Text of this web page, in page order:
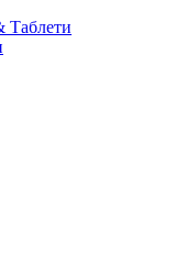
Таблети